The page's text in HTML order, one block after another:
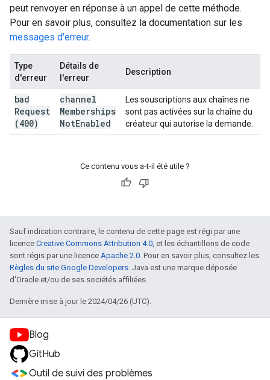
peut renvoyer en réponse à un appel de cette méthode.
Pour en savoir plus, consultez la documentation sur les
messages d'erreur.
Type
d'erreur
Détails de
l'erreur
Description
bad
Request
(400)
channel
Memberships
NotEnabled
Les souscriptions aux chaînes ne
sont pas activées sur la chaîne du
créateur qui autorise la demande.
Ce contenu vous a-t-il été utile ?
Sauf indication contraire, le contenu de cette page est régi par une
licence Creative Commons Attribution 4.0, et les échantillons de code
sont régis par une licence Apache 2.0. Pour en savoir plus, consultez les
Règles du site Google Developers. Java est une marque déposée
d'Oracle et/ou de ses sociétés affiliées.
Dernière mise à jour le 2024/04/26 (UTC).
Blog
GitHub
Outil de suivi des problèmes